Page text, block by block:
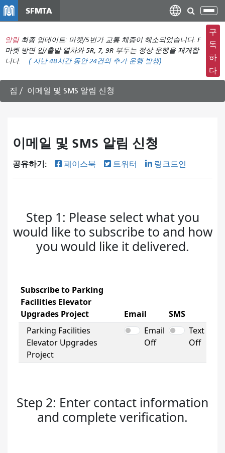
텐
츠
로
건
너
뛰
SFMTA
탐
색
메
뉴
전
환
알림 최종 업데이트: 마켓/5번가 교통 체증이 해소되었습니다. F
마켓 방면 입/출발 열차와 5R, 7, 9R 부두는 정상 운행을 재개합
니다.
( 지난 48시간 동안24건의 추가 운행 발생)
구
독
하
다
집 이메일 및 SMS 알림 신청
이메일 및 SMS 알림 신청
공유하기: 페이스북 트위터 링크드인